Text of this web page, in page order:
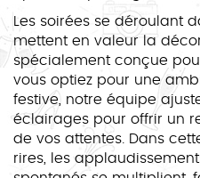
Les soirées se déroulant
mettent en valeur la
spécialement conçue
vous optiez pour une
festive, notre équipe
éclairages pour offrir un
de vos attentes. Dans
rires, les